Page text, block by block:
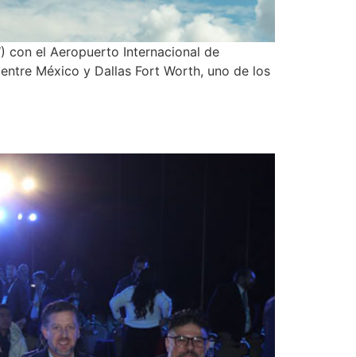
con el Aeropuerto Internacional de
México y Dallas Fort Worth, uno de los